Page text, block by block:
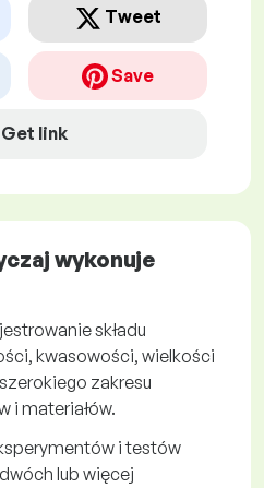
Tweet
Save
Get link
wykonuje
składu
kwasowości, wielkości
zakresu
i materiałów.
i testów
lub więcej